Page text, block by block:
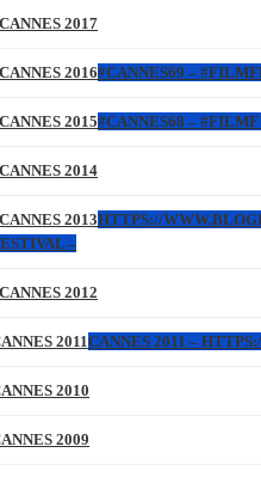
2017
2016#CANNES69 –
2015#CANNES68 –
2014
2013HTTPS://
–
2012
2011CANNES 2011 –
2010
2009